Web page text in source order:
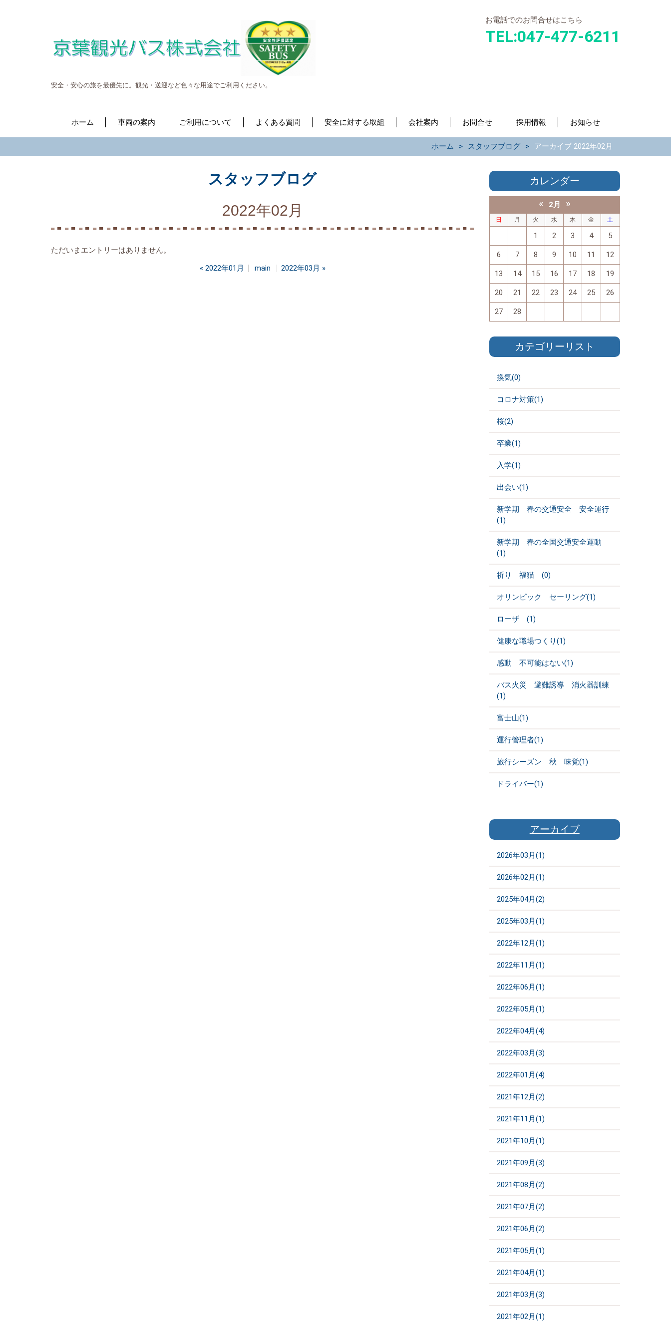
安全・安心の旅を最優先に。観光・送迎など色々な用途でご利用ください。
お電話でのお問合せはこちら
TEL:047-477-6211
ホーム 車両の案内 ご利用について よくある質問 安全に対する取組 会社案内 お問合せ 採用情報 お知らせ
ホーム スタッフブログ アーカイブ 2022年02月
スタッフブログ
2022年02月
ただいまエントリーはありません。
« 2022年01月 main 2022年03月 »
カレンダー
« 2月 »
日 月 火 水 木 金 土
1 2 3 4 5
6 7 8 9 10 11 12
13 14 15 16 17 18 19
20 21 22 23 24 25 26
27 28
カテゴリーリスト
換気(0)
コロナ対策(1)
桜(2)
卒業(1)
入学(1)
出会い(1)
新学期 春の交通安全 安全運行
(1)
新学期 春の全国交通安全運動
(1)
祈り 福猫 (0)
オリンピック セーリング(1)
ローザ (1)
健康な職場つくり(1)
感動 不可能はない(1)
バス火災 避難誘導 消火器訓練
(1)
富士山(1)
運行管理者(1)
旅行シーズン 秋 味覚(1)
ドライバー(1)
アーカイブ
2026年03月(1)
2026年02月(1)
2025年04月(2)
2025年03月(1)
2022年12月(1)
2022年11月(1)
2022年06月(1)
2022年05月(1)
2022年04月(4)
2022年03月(3)
2022年01月(4)
2021年12月(2)
2021年11月(1)
2021年10月(1)
2021年09月(3)
2021年08月(2)
2021年07月(2)
2021年06月(2)
2021年05月(1)
2021年04月(1)
2021年03月(3)
2021年02月(1)